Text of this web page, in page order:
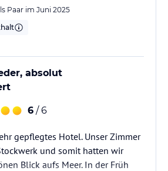
HolidayCheck mit Hilfe von KI. Alle
Bitte lies vor der Buchung die
Paar im Juni 2025
absolut
6 / 6
gepflegtes Hotel. Unser Zimmer
und somit hatten wir
Blick aufs Meer. In der Früh